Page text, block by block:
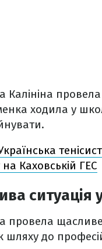
Калініна
ходила у
на Каховській ГЕС
ситуація
провела
шляху до